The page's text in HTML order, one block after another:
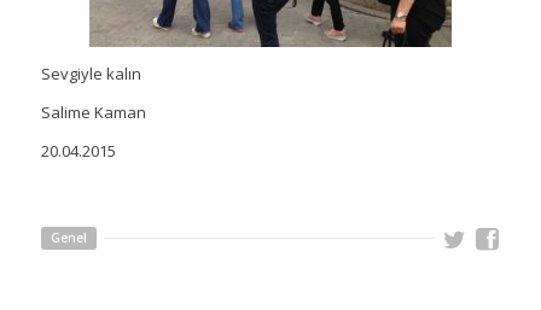
Sevgiyle kalın
Salime Kaman
20.04.2015
Genel